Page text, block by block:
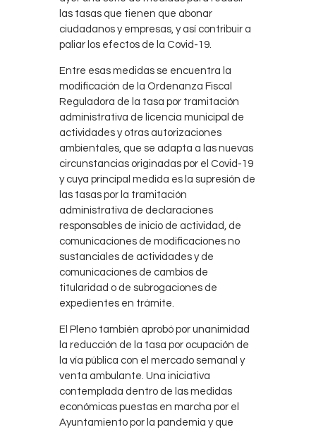
las tasas que tienen que abonar
ciudadanos y empresas, y así contribuir a
paliar los efectos de la Covid-19.
Entre esas medidas se encuentra la
modificación de la Ordenanza Fiscal
Reguladora de la tasa por tramitación
administrativa de licencia municipal de
actividades y otras autorizaciones
ambientales, que se adapta a las nuevas
circunstancias originadas por el Covid-19
y cuya principal medida es la supresión de
las tasas por la tramitación
administrativa de declaraciones
responsables de inicio de actividad, de
comunicaciones de modificaciones no
sustanciales de actividades y de
comunicaciones de cambios de
titularidad o de subrogaciones de
expedientes en trámite.
El Pleno también aprobó por unanimidad
la reducción de la tasa por ocupación de
la vía pública con el mercado semanal y
venta ambulante. Una iniciativa
contemplada dentro de las medidas
económicas puestas en marcha por el
Ayuntamiento por la pandemia y que